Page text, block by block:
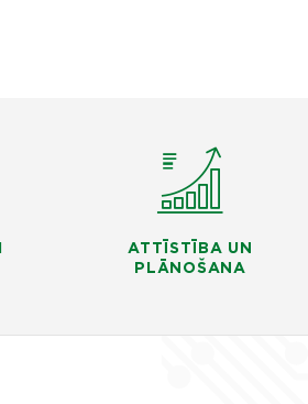
ATTĪSTĪBA UN
PLĀNOŠANA